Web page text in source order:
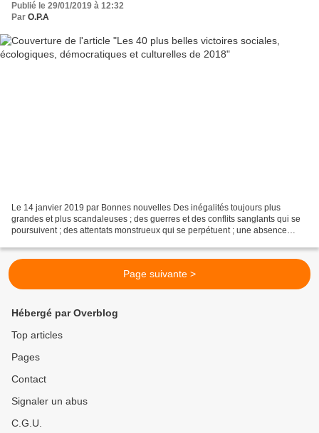
Publié le 29/01/2019 à 12:32
Par O.P.A
Le 14 janvier 2019 par Bonnes nouvelles Des inégalités toujours plus
grandes et plus scandaleuses ; des guerres et des conflits sanglants qui se
poursuivent ; des attentats monstrueux qui se perpétuent ; une absence
Page suivante >
Hébergé par Overblog
Top articles
Pages
Contact
Signaler un abus
C.G.U.